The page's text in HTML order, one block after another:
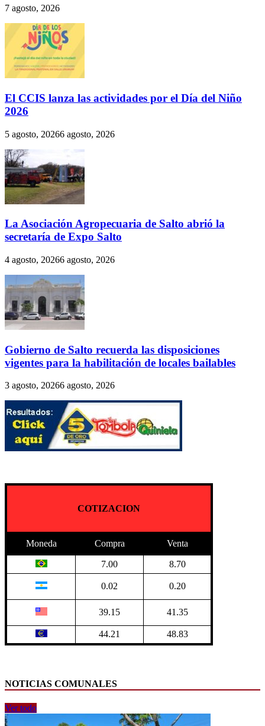
7 agosto, 2026
El CCIS lanza las actividades por el Día del Niño
2026
5 agosto, 20266 agosto, 2026
La Asociación Agropecuaria de Salto abrió la
secretaría de Expo Salto
4 agosto, 20266 agosto, 2026
Gobierno de Salto recuerda las disposiciones
vigentes para la habilitación de locales bailables
3 agosto, 20266 agosto, 2026
COTIZACION
Moneda Compra Venta
7.00 8.70
0.02 0.20
39.15 41.35
44.21 48.83
NOTICIAS COMUNALES
Ver todo